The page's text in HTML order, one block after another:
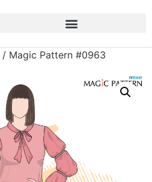
/ Magic Pattern #0963